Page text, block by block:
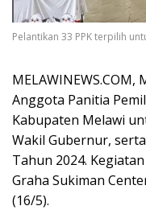
Pelantikan 33 PPK terpilih
Anggota Panitia
Kabupaten Melawi
Wakil Gubernur,
Tahun 2024.
Graha Sukiman
(16/5).